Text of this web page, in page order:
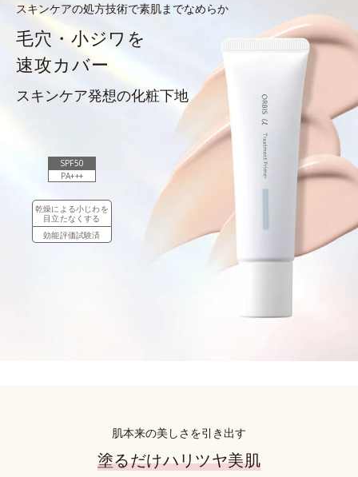
SPF50
PA+++
乾燥による小じわを
目立たなくする
効能評価試験済
スキンケアの処方技術で素肌までなめらか
毛穴・小ジワを
速攻カバー
スキンケア発想の化粧下地
肌本来の美しさを引き出す
塗るだけハリツヤ美肌